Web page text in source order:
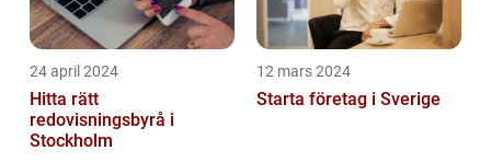
24 april 2024
Hitta rätt
redovisningsbyrå i
Stockholm
12 mars 2024
Starta företag i Sverige